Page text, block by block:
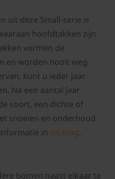
uit deze Small-serie is
hoofdtakken zijn
vormen de
en worden nooit weg
kunt u ieder jaar
Na een aantal jaar
soort, een dichte of
snoeien en onderhoud
in dit blog.
bomen naast elkaar te